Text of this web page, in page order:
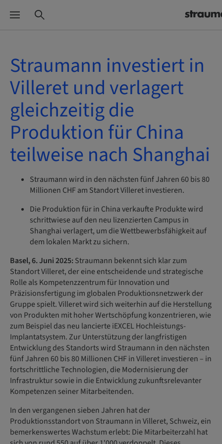
Straumann investiert in
Villeret und verlagert
gleichzeitig die
Produktion für China
teilweise nach Shanghai
Straumann wird in den nächsten fünf Jahren 60 bis 80
Millionen CHF am Standort Villeret investieren.
Die Produktion für in China verkaufte Produkte wird
schrittwiese auf den neu lizenzierten Campus in
Shanghai verlagert, um die Wettbewerbsfähigkeit auf
dem lokalen Markt zu sichern.
Basel, 6. Juni 2025:Straumann bekennt sich klar zum
Standort Villeret, der eine entscheidende und strategische
Rolle als Kompetenzzentrum für Innovation und
Präzisionsfertigung im globalen Produktionsnetzwerk der
Gruppe spielt. Villeret wird sich weiterhin auf die Herstellung
von Produkten mit hoher Wertschöpfung konzentrieren, wie
zum Beispiel das neu lancierte iEXCEL Hochleistungs-
Implantatsystem. Zur Unterstützung der langfristigen
Entwicklung des Standorts wird Straumann in den nächsten
fünf Jahren 60 bis 80 Millionen CHF in Villeret investieren – in
fortschrittliche Technologien, die Modernisierung der
Infrastruktur sowie in die Entwicklung zukunftsrelevanter
Kompetenzen seiner Mitarbeitenden.
In den vergangenen sieben Jahren hat der
Produktionsstandort von Straumann in Villeret, Schweiz, ein
bemerkenswertes Wachstum erlebt: Die Mitarbeiterzahl hat